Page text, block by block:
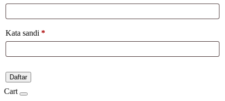
Kata sandi *
Daftar
Cart